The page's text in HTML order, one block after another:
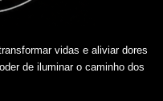
vidas e aliviar dores
de iluminar o caminho dos